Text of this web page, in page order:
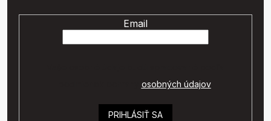
Email
osobných údajov.
PRIHLÁSIŤ SA